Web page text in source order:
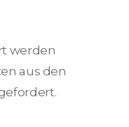
werden
aus den